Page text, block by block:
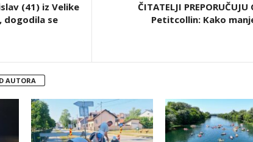
(41) iz Velike
dogodila se
ČITATELJI
Petitcollin: Kako
AUTORA